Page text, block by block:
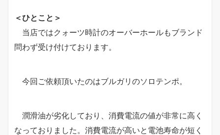
＜ひとこと＞
当店ではクォーツ時計のオーバーホールもブランド
問わず受け付けております。
今回ご依頼頂いたのはブルガリのソロテンポ。
潤滑油が劣化しており、消費電流の値が非常に高く
なっておりました。消費電流が高いと電池寿命が短く